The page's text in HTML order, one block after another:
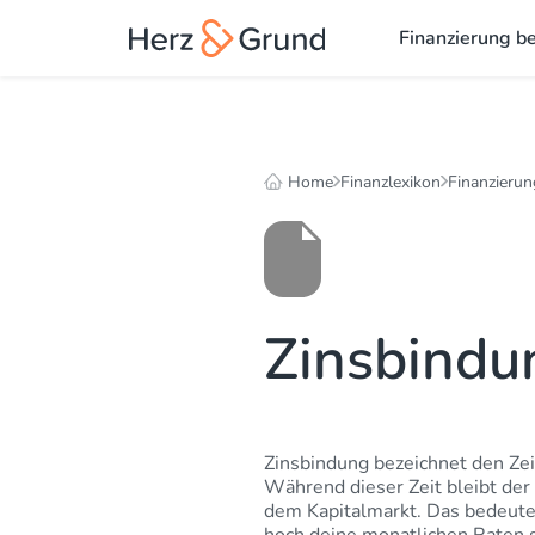
Finanzierung
Home Finanzlexikon
Zinsbindung bezeichnet den
Während dieser Zeit bleibt der
dem Kapitalmarkt. Das